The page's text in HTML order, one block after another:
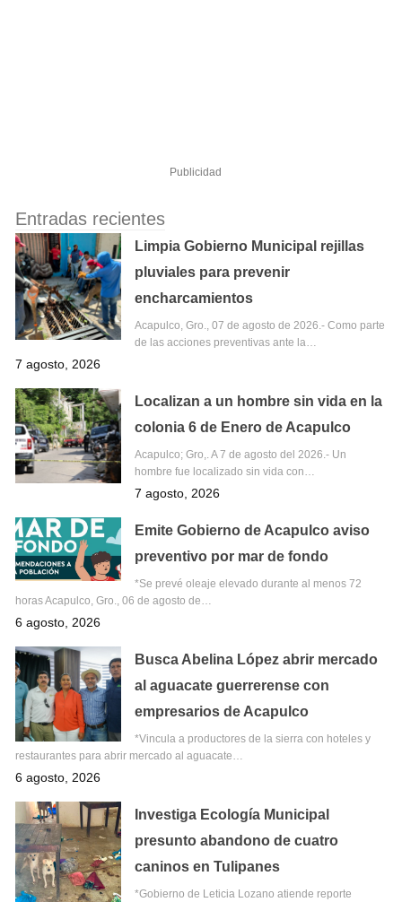
Publicidad
Entradas recientes
Limpia Gobierno Municipal rejillas
pluviales para prevenir
encharcamientos
Acapulco, Gro., 07 de agosto de 2026.- Como parte
de las acciones preventivas ante la…
7 agosto, 2026
Localizan a un hombre sin vida en la
colonia 6 de Enero de Acapulco
Acapulco; Gro,. A 7 de agosto del 2026.- Un
hombre fue localizado sin vida con…
7 agosto, 2026
Emite Gobierno de Acapulco aviso
preventivo por mar de fondo
*Se prevé oleaje elevado durante al menos 72
horas Acapulco, Gro., 06 de agosto de…
6 agosto, 2026
Busca Abelina López abrir mercado
al aguacate guerrerense con
empresarios de Acapulco
*Vincula a productores de la sierra con hoteles y
restaurantes para abrir mercado al aguacate…
6 agosto, 2026
Investiga Ecología Municipal
presunto abandono de cuatro
caninos en Tulipanes
*Gobierno de Leticia Lozano atiende reporte